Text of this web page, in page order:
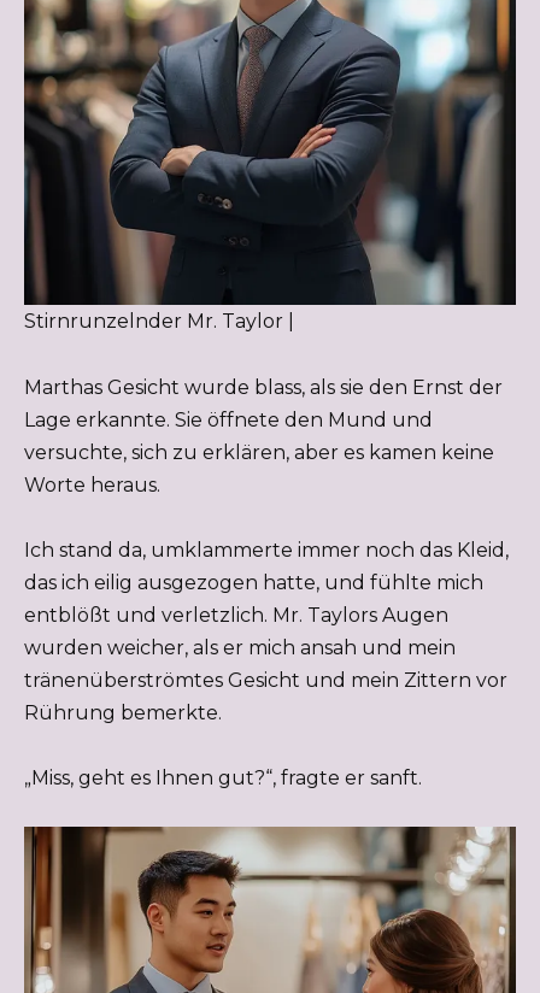
Stirnrunzelnder Mr. Taylor |
Marthas Gesicht wurde blass, als sie den Ernst der
Lage erkannte. Sie öffnete den Mund und
versuchte, sich zu erklären, aber es kamen keine
Worte heraus.
Ich stand da, umklammerte immer noch das Kleid,
das ich eilig ausgezogen hatte, und fühlte mich
entblößt und verletzlich. Mr. Taylors Augen
wurden weicher, als er mich ansah und mein
tränenüberströmtes Gesicht und mein Zittern vor
Rührung bemerkte.
„Miss, geht es Ihnen gut?“, fragte er sanft.